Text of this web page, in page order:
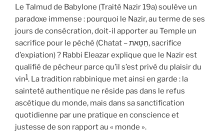
Le Talmud de Babylone (Traité Nazir 19a) soulève un
paradoxe immense : pourquoi le Nazir, au terme de ses
jours de consécration, doit-il apporter au Temple un
sacrifice pour le péché (Chatat – חַטָּאת, sacrifice
d’expiation) ? Rabbi Eleazar explique que le Nazir est
qualifié de pécheur parce qu’il s’est privé du plaisir du
vin1. La tradition rabbinique met ainsi en garde : la
sainteté authentique ne réside pas dans le refus
ascétique du monde, mais dans sa sanctification
quotidienne par une pratique en conscience et
justesse de son rapport au « monde ».